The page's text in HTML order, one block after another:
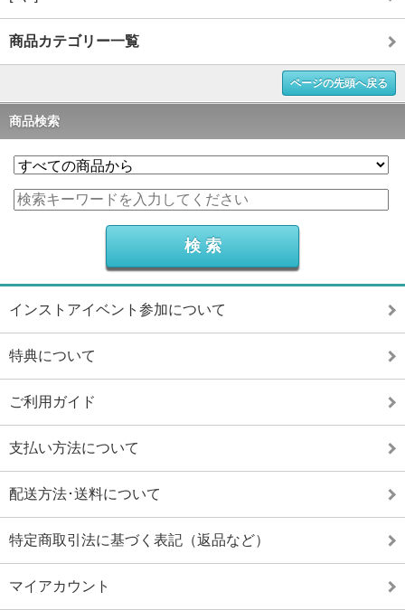
商品カテゴリー一覧
ページの先頭へ戻る
商品検索
インストアイベント参加について
特典について
ご利用ガイド
支払い方法について
配送方法･送料について
特定商取引法に基づく表記（返品など）
マイアカウント